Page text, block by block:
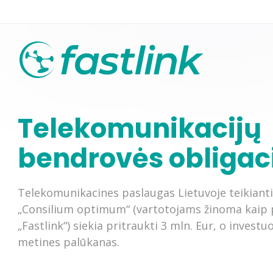
Mobilus ryšys (4G)
TV+internetas
Televizijos kanalų
Telekomunikacijų
bendrovės
Telekomunikacines paslaugas Lietuvoje
„Consilium optimum“ (vartotojams žinoma kaip
„Fastlink“) siekia pritraukti 3 mln. Eur, o
metines palūkanas.